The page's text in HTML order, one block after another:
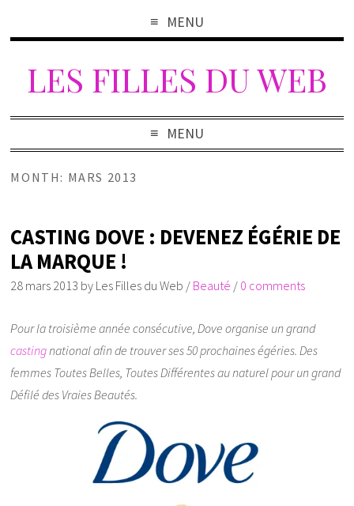
MENU
LES FILLES DU WEB
MENU
MONTH: MARS 2013
CASTING DOVE : DEVENEZ ÉGÉRIE DE
LA MARQUE !
28 mars 2013 by Les Filles du Web / Beauté / 0 comments
Pour la troisième année consécutive, Dove organise un grand
castingnational afin de trouver ses 50 prochaines égéries. Des
femmes Toutes Belles, Toutes Différentes au naturel pour un grand
Défilé des Vraies Beautés.